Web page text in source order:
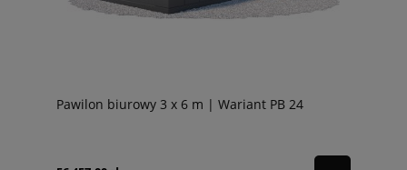
Pawilon biurowy 3 x 6 m | Wariant PB 24